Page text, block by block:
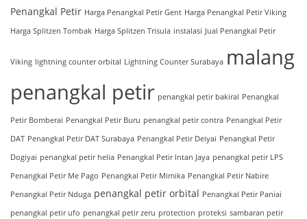
Penangkal Petir Harga Penangkal Petir Gent Harga Penangkal Petir Viking
Harga Splitzen Tombak Harga Splitzen Trisula instalasi Jual Penangkal Petir
Viking lightning counter orbital Lightning Counter Surabaya malang
penangkal petir penangkal petir bakiral Penangkal
Petir Bomberai Penangkal Petir Buru penangkal petir contra Penangkal Petir
DAT Penangkal Petir DAT Surabaya Penangkal Petir Deiyai Penangkal Petir
Dogiyai penangkal petir helia Penangkal Petir Intan Jaya penangkal petir LPS
Penangkal Petir Me Pago Penangkal Petir Mimika Penangkal Petir Nabire
Penangkal Petir Nduga penangkal petir orbital Penangkal Petir Paniai
penangkal petir ufo penangkal petir zeru protection proteksi sambaran petir